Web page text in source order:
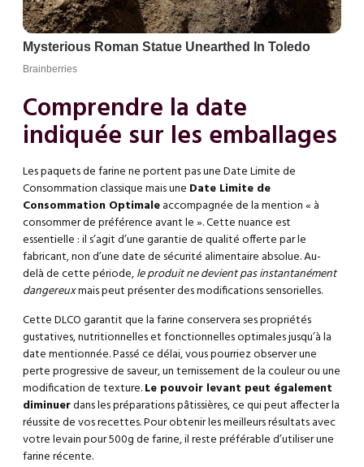
Comprendre la date
indiquée sur les emballages
Les paquets de farine ne portent pas une Date Limite de
Consommation classique mais une Date Limite de
Consommation Optimaleaccompagnée de la mention « à
consommer de préférence avant le ». Cette nuance est
essentielle : il s’agit d’une garantie de qualité offerte par le
fabricant, non d’une date de sécurité alimentaire absolue. Au-
delà de cette période,le produit ne devient pas instantanément
dangereuxmais peut présenter des modifications sensorielles.
Cette DLCO garantit que la farine conservera ses propriétés
gustatives, nutritionnelles et fonctionnelles optimales jusqu’à la
date mentionnée. Passé ce délai, vous pourriez observer une
perte progressive de saveur, un ternissement de la couleur ou une
modification de texture.Le pouvoir levant peut également
diminuerdans les préparations pâtissières, ce qui peut affecter la
réussite de vos recettes. Pour obtenir les meilleurs résultats avec
votrelevain pour 500g de farine, il reste préférable d’utiliser une
farine récente.